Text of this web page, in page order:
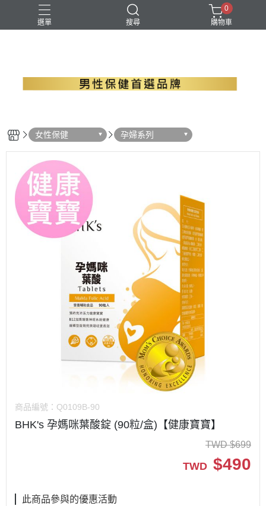
選單 搜尋
B群+馬卡 EPA魚油 瑪卡 精胺酸 螯合鋅
0
購物車
女性保健 孕婦系列
商品編號： Q0109B-90
BHK's 孕媽咪葉酸錠 (90粒/盒)【健康寶寶】
TWD $699
TWD $490
此商品參與的優惠活動